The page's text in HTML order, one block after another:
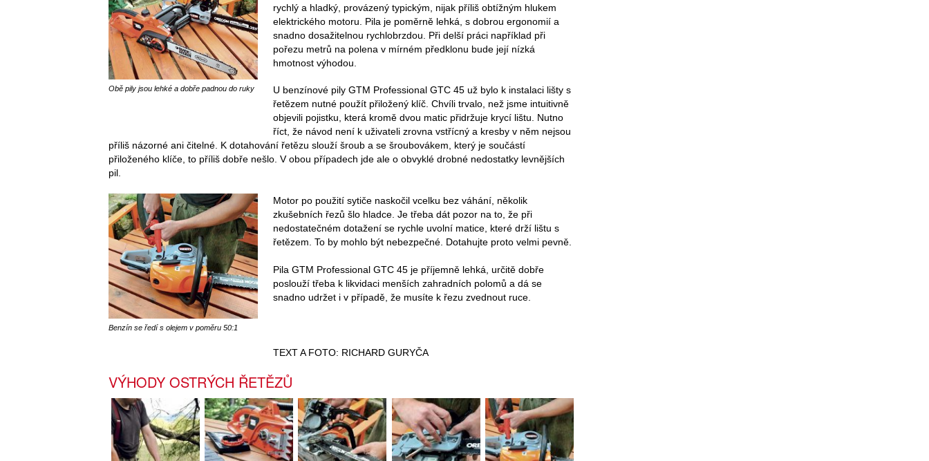
Obě pily jsou lehké a dobře padnou do ruky
rychlý a hladký, provázený typickým, nijak příliš obtížným hlukem
elektrického motoru. Pila je poměrně lehká, s dobrou ergonomií a
snadno dosažitelnou rychlobrzdou. Při delší práci například při
pořezu metrů na polena v mírném předklonu bude její nízká
hmotnost výhodou.
U benzínové pily GTM Professional GTC 45 už bylo k instalaci lišty s
řetězem nutné použít přiložený klíč. Chvíli trvalo, než jsme intuitivně
objevili pojistku, která kromě dvou matic přidržuje krycí lištu. Nutno
říct, že návod není k uživateli zrovna vstřícný a kresby v něm nejsou
příliš názorné ani čitelné. K dotahování řetězu slouží šroub a se šroubovákem, který je součástí
přiloženého klíče, to příliš dobře nešlo. V obou případech jde ale o obvyklé drobné nedostatky levnějších
pil.
Benzín se ředí s olejem v poměru 50:1
Motor po použití sytiče naskočil vcelku bez váhání, několik
zkušebních řezů šlo hladce. Je třeba dát pozor na to, že při
nedostatečném dotažení se rychle uvolní matice, které drží lištu s
řetězem. To by mohlo být nebezpečné. Dotahujte proto velmi pevně.
Pila GTM Professional GTC 45 je příjemně lehká, určitě dobře
poslouží třeba k likvidaci menších zahradních polomů a dá se
snadno udržet i v případě, že musíte k řezu zvednout ruce.
TEXT A FOTO: RICHARD GURYČA
VÝHODY OSTRÝCH ŘETĚZŮ